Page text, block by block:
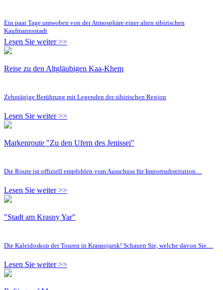
Ein paar Tage umwoben von der Atmosphäre einer alten sibirischen
Kaufmannsstadt
Lesen Sie weiter >>
Reise zu den Altgläubigen Kaa-Khem
Zehntägige Berührung mit Legenden der sibirischen Region
Lesen Sie weiter >>
Markenroute "Zu den Ufern des Jenissei"
Die Route ist offiziell empfohlen vom Ausschuss für Importsubstitution…
Lesen Sie weiter >>
"Stadt am Krasny Yar"
Die Kaleidoskop der Touren in Krasnojarsk! Schauen Sie, welche davon Sie…
Lesen Sie weiter >>